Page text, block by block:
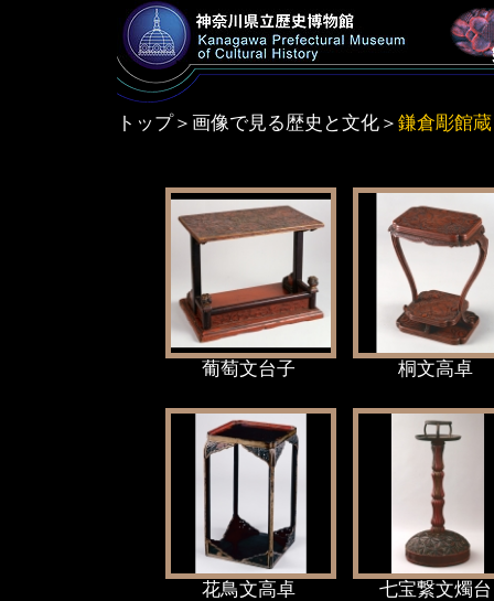
トップ＞ 画像で見る歴史と文化 ＞ 鎌倉彫館
葡萄文台子 桐文高卓
花鳥文高卓 七宝繋文燭台